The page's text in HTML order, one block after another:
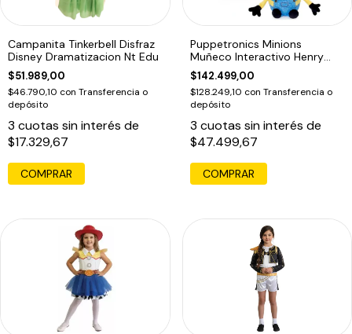
Campanita Tinkerbell Disfraz
Disney Dramatizacion Nt Edu
$51.989,00
$46.790,10 con Transferencia o
depósito
3 cuotas sin interés de
$17.329,67
COMPRAR
Puppetronics Minions
Muñeco Interactivo Henry
Palm Real Fx
$142.499,00
$128.249,10 con Transferencia o
depósito
3 cuotas sin interés de
$47.499,67